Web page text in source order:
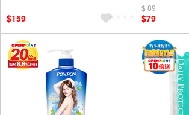
$159
$ 89
$79